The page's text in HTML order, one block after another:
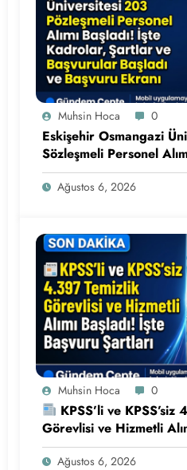
Muhsin Hoca 0
Eskişehir Osmangazi
Sözleşmeli Personel
Kadrolar, Şartlar ve
Ağustos 6, 2026
Muhsin Hoca 0
KPSS’li ve
Görevlisi ve Hizmetli
Başvuru Şartları
Ağustos 6, 2026